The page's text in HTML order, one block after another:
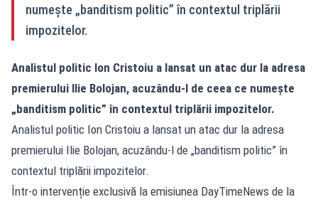
numește „banditism politic” în contextul triplării
impozitelor.
Analistul politic Ion Cristoiu a lansat un atac dur la adresa
premierului Ilie Bolojan, acuzându-l de ceea ce numește
„banditism politic” în contextul triplării impozitelor.
Analistul politic Ion Cristoiu a lansat un atac dur la adresa
premierului Ilie Bolojan, acuzându-l de „banditism politic” în
contextul triplării impozitelor.
Într-o intervenție exclusivă la emisiunea DayTimeNews de la